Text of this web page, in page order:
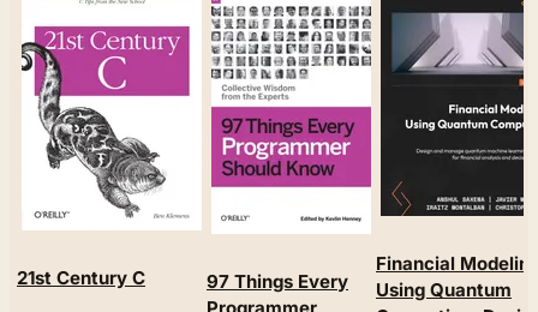
21st Century C
97 Things Every
Financial
Using Quantum